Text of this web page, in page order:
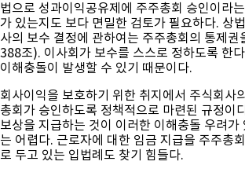
법으로 성과이익공유제에 주주총회 승인이라
가 있는지도 보다 면밀한 검토가 필요하다. 상
사의 보수 결정에 관하여는 주주총회의 통제권
388조). 이사회가 보수를 스스로 정하도록 한
이해충돌이 발생할 수 있기 때문이다.
회사이익을 보호하기 위한 취지에서 주식회사
총회가 승인하도록 정책적으로 마련된 규정이
보상을 지급하는 것이 이러한 이해충돌 우려가
는 어렵다. 근로자에 대한 임금 지급을 주주총
로 두고 있는 입법례도 찾기 힘들다.